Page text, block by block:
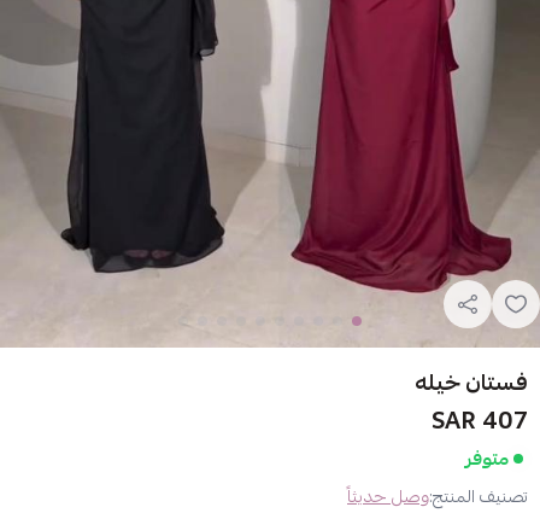
فستان خيله
407 SAR
متوفر
تصنيف المنتج:وصل حديثاً